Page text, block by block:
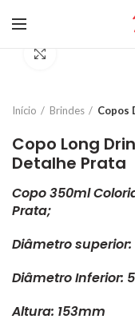
Início Brindes Copos
Copo Long
Detalhe Prata
Copo350ml
Prata;
Diâmetro
Diâmetro Inferior:
Altura: 153mm